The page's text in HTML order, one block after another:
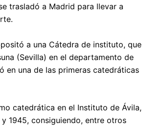
trasladó a Madrid para llevar a
a una Cátedra de instituto, que
(Sevilla) en el departamento de
en una de las primeras catedráticas
catedrática en el Instituto de Ávila,
1945, consiguiendo, entre otros